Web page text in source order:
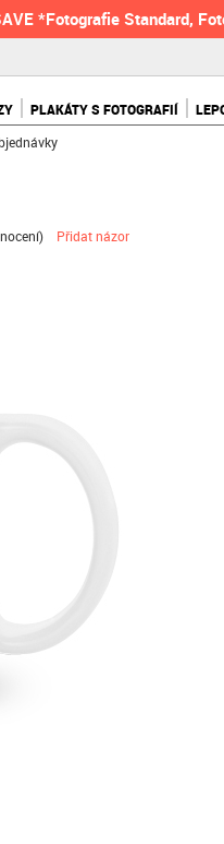
*Fotografie Standard,
PLAKÁTY S FOTOGRAFIÍ
) Přidat názor